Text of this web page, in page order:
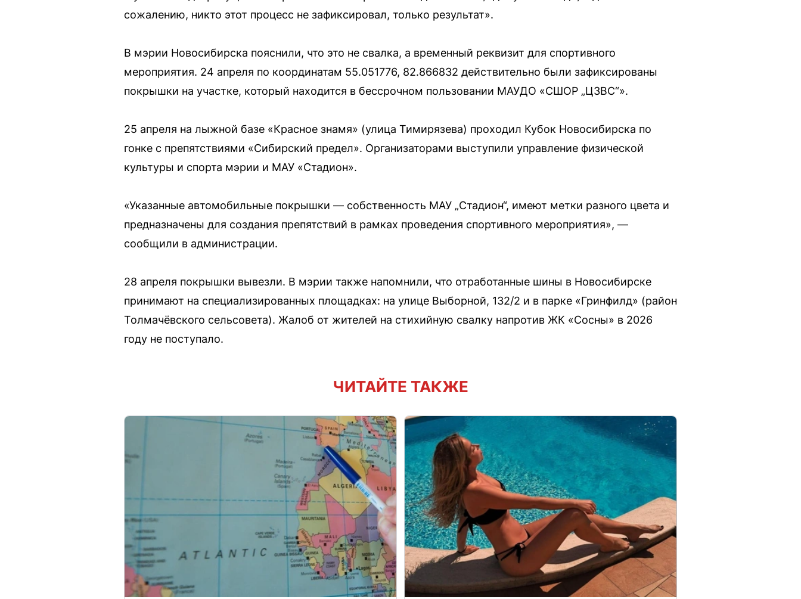
сожалению, никто этот процесс не зафиксировал, только результат».
В мэрии Новосибирска пояснили, что это не свалка, а временный реквизит для спортивного
мероприятия. 24 апреля по координатам 55.051776, 82.866832 действительно были зафиксированы
покрышки на участке, который находится в бессрочном пользовании МАУДО «СШОР „ЦЗВС“».
25 апреля на лыжной базе «Красное знамя» (улица Тимирязева) проходил Кубок Новосибирска по
гонке с препятствиями «Сибирский предел». Организаторами выступили управление физической
культуры и спорта мэрии и МАУ «Стадион».
«Указанные автомобильные покрышки — собственность МАУ „Стадион“, имеют метки разного цвета и
предназначены для создания препятствий в рамках проведения спортивного мероприятия», —
сообщили в администрации.
28 апреля покрышки вывезли. В мэрии также напомнили, что отработанные шины в Новосибирске
принимают на специализированных площадках: на улице Выборной, 132/2 и в парке «Гринфилд» (район
Толмачёвского сельсовета). Жалоб от жителей на стихийную свалку напротив ЖК «Сосны» в 2026
году не поступало.
ЧИТАЙТЕ ТАКЖЕ